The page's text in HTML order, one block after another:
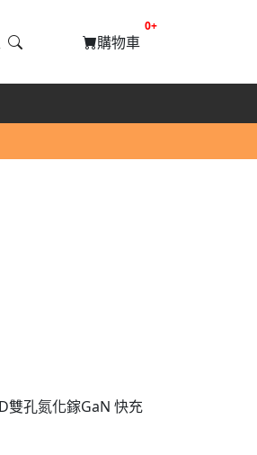
購物車
0+提醒購物車數量
雙孔氮化鎵GaN 快充